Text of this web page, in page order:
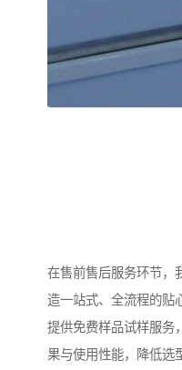
在售前售后服务环节，
造一站式、全流程的贴
提供免费样品试样服务
果与使用性能，降低选